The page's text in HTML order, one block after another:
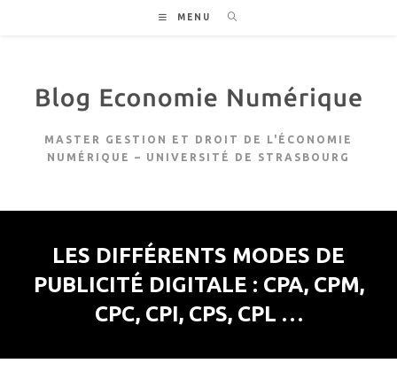
MENU
MASTER GESTION ET DROIT DE L'ÉCONOMIE
NUMÉRIQUE – UNIVERSITÉ DE STRASBOURG
LES DIFFÉRENTS MODES DE
PUBLICITÉ DIGITALE : CPA, CPM,
CPC, CPI, CPS, CPL …